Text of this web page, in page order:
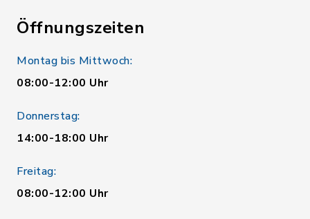
Öffnungszeiten
Montag bis Mittwoch:
08:00-12:00 Uhr
Donnerstag:
14:00-18:00 Uhr
Freitag:
08:00-12:00 Uhr